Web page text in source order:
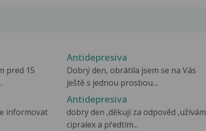
pred 15
Antidepresiva
Dobrý den, obrátila jsem se na Vás
ještě s jednou prosbou....
informovat
Antidepresiva
dobry den ,děkuji za odpověd ,užívám
cipralex a předtím...